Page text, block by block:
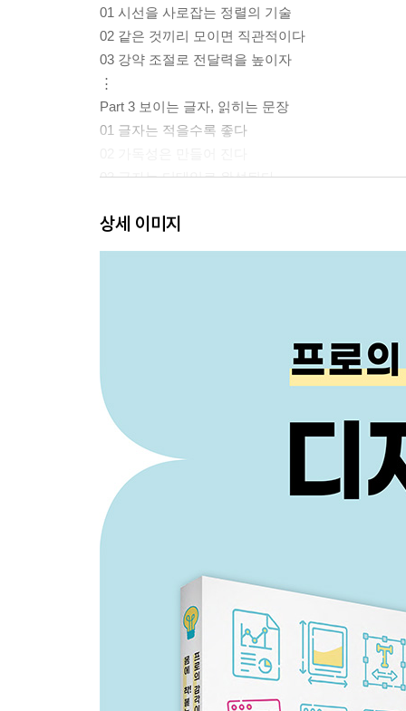
01 시선을 사로잡는 정렬의 기술
02 같은 것끼리 모이면 직관적이다
03 강약 조절로 전달력을 높이자
⋮
Part 3 보이는 글자, 읽히는 문장
01 글자는 적을수록 좋다
03 글자는 디테일로 완성된다
Part 4 상상대로 완성되는 색과 배색의 기술
01 : 색의 특징과 인상을 파악하자
Part 5 사진과 일러스트의 힘을 극대화하는 기술
02 사진 디자인의 기초 지식
03 사진 속 글자 배치의 필수 공식
Part 6 한눈에 알아보는 그래프와 차트
01 그래프와 표의 스트레스를 덜자
02 보이는 차트를 만드는 방법
⋮
01 디자인의 매력을 결정짓는 장식
마무리하며/ 참고도서
상세 이미지